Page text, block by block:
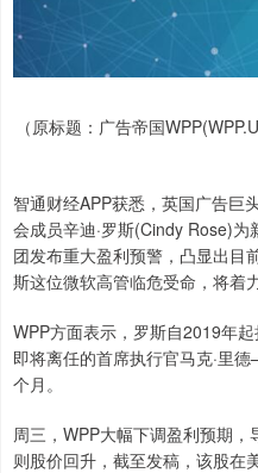
（原标题：广告帝国
智通财经APP获悉，英国广告巨
会成员辛迪·罗斯(Cindy Rose)
团发布重大盈利预警，凸显出目
斯这位微软高管临危受命，将着
WPP方面表示，罗斯自2019年
即将离任的首席执行官马克·里
个月。
周三，WPP大幅下调盈利预期
则股价回升，截至发稿，该股在